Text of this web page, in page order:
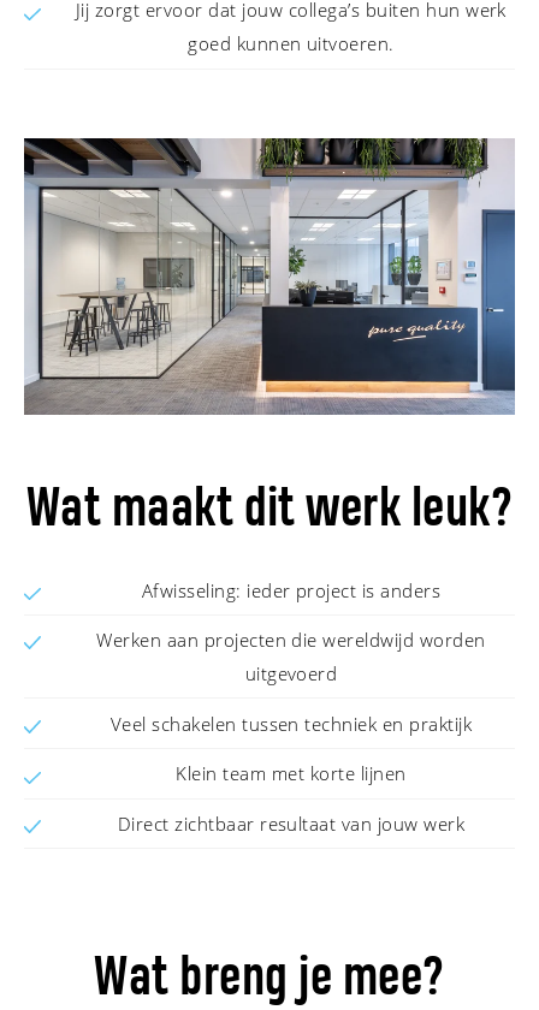
Jij zorgt ervoor dat jouw collega’s buiten hun werk
goed kunnen uitvoeren.
Wat maakt dit werk leuk?
Afwisseling: ieder project is anders
Werken aan projecten die wereldwijd worden
uitgevoerd
Veel schakelen tussen techniek en praktijk
Klein team met korte lijnen
Direct zichtbaar resultaat van jouw werk
Wat breng je mee?